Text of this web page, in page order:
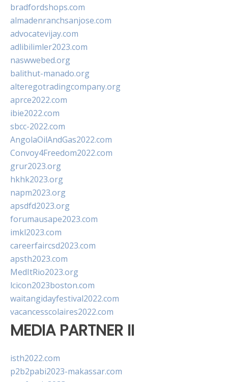
bradfordshops.com
almadenranchsanjose.com
advocatevijay.com
adlibilimler2023.com
naswwebed.org
balithut-manado.org
alteregotradingcompany.org
aprce2022.com
ibie2022.com
sbcc-2022.com
AngolaOilAndGas2022.com
Convoy4Freedom2022.com
grur2023.org
hkhk2023.org
napm2023.org
apsdfd2023.org
forumausape2023.com
imkl2023.com
careerfaircsd2023.com
apsth2023.com
MedItRio2023.org
lcicon2023boston.com
waitangidayfestival2022.com
vacancesscolaires2022.com
MEDIA PARTNER II
isth2022.com
p2b2pabi2023-makassar.com